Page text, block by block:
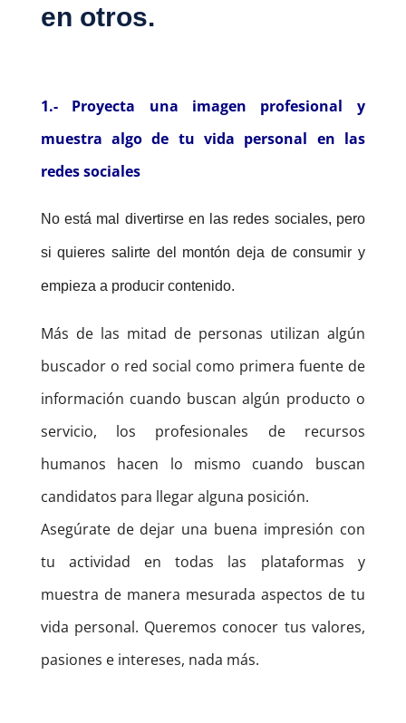
en otros.
1.- Proyecta una imagen profesional y
muestra algo de tu vida personal en las
redes sociales
No está mal divertirse en las redes sociales, pero
si quieres salirte del montón deja de consumir y
empieza a producir contenido.
Más de las mitad de personas utilizan algún
buscador o red social como primera fuente de
información cuando buscan algún producto o
servicio, los profesionales de recursos
humanos hacen lo mismo cuando buscan
candidatos para llegar alguna posición.
Asegúrate de dejar una buena impresión con
tu actividad en todas las plataformas y
muestra de manera mesurada aspectos de tu
vida personal. Queremos conocer tus valores,
pasiones e intereses, nada más.